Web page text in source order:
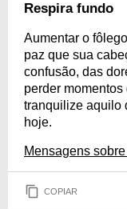
Respira fundo
Aumentar o
paz que sua
confusão, das
perder
tranquilize aquilo
hoje.
Mensagens
COPIAR